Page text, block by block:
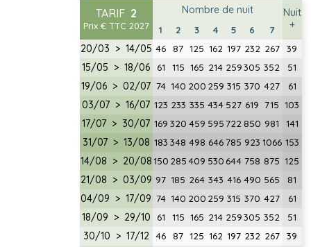
TARIF2
Prix € TTC 2027
Nombre de nuit
Nuit
+
1 2 3 4 5 6 7
20/03 > 14/05 46 87 125 162 197 232 267 39
15/05 > 18/06 61 115 165 214 259305 352 51
19/06 > 02/07 74 140 200 259 315 370 427 61
03/07 > 16/07 123 233 335 434 527 619 715 103
17/07 > 30/07 169 320 459 595722 850 981 141
31/07 > 13/08 183 348 498 646 785 923 1066 153
14/08 > 20/08150 285409 530 644 758 875 125
21/08 > 03/09 97 185 264 343 416 490 565 81
04/09 > 17/09 74 140 200 259 315 370 427 61
18/09 > 29/10 61 115 165 214 259305 352 51
30/10 > 17/12 46 87 125 162 197 232 267 39